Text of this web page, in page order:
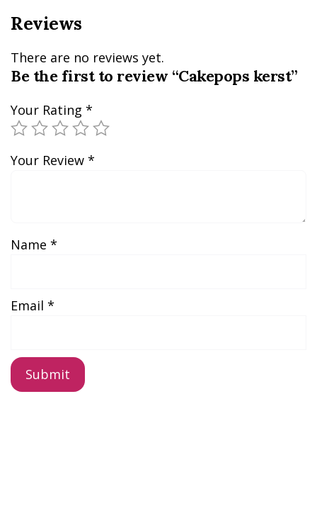
Reviews
There are no reviews yet.
Be the first to review “Cakepops kerst”
Your Rating *
Your Review *
Name *
Email *